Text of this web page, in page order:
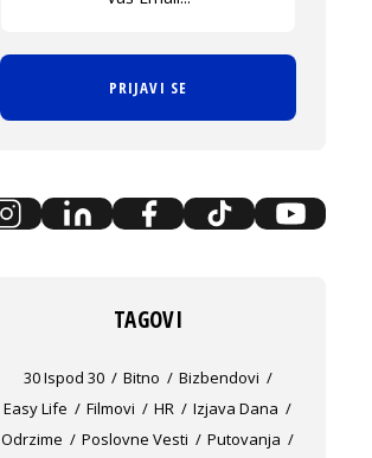
PRIJAVI SE
TAGOVI
30 Ispod 30 Bitno
Bizbendovi
Easy Life
Filmovi HR
Izjava Dana
Odrzime
Poslovne Vesti
Putovanja